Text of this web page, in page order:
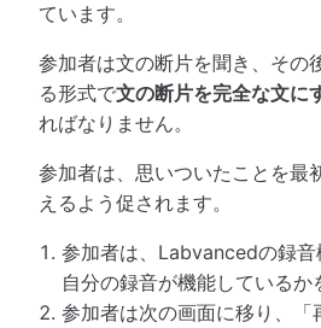
ています。
参加者は文の断片を聞き、その
る形式で文の断片を完全な文に
ればなりません。
参加者は、思いついたことを最
えるよう促されます。
参加者は、Labvancedの録音
自分の録音が機能しているか
参加者は次の画面に移り、「